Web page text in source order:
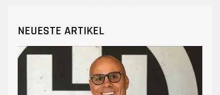
NEUESTE ARTIKEL